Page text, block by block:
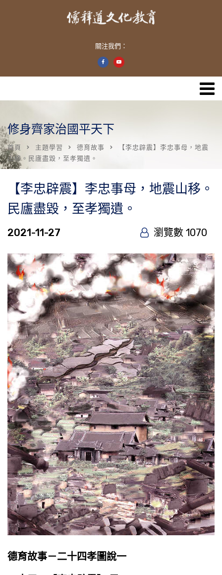
關注我們：
修身齊家治國平天下
首頁 主題學習 德育故事
【李忠辟震】李忠事母，地震
山移。民廬盡毀，至孝獨遺。
【李忠辟震】李忠事母，地震山移。
民廬盡毀，至孝獨遺。
2021-11-27 瀏覽數 1070
德育故事－二十四孝圖說一